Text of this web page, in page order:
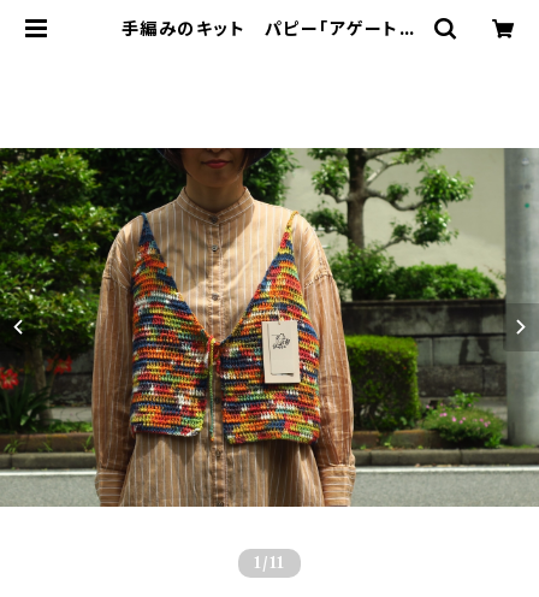
手編みのキット パピー「アゲートの
1 /11